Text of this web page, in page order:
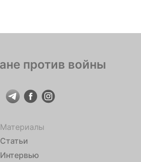
против войны
Материалы
Статьи
Интервью